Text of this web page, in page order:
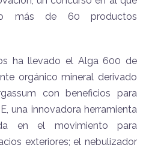
más de 60 productos
ha llevado el Alga 600 de
orgánico mineral derivado
con beneficios para
una innovadora herramienta
en el movimiento para
exteriores; el nebulizador